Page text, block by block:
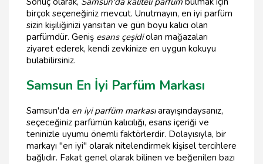
birçok seçeneğiniz mevcut. Unutmayın, en iyi parfüm
sizin kişiliğinizi yansıtan ve gün boyu kalıcı olan
parfümdür. Geniş esans çeşidiolan mağazaları
ziyaret ederek, kendi zevkinize en uygun kokuyu
bulabilirsiniz.
Samsun En İyi Parfüm Markası
Samsun'da en iyi parfüm markasıarayışındaysanız,
seçeceğiniz parfümün kalıcılığı, esans içeriği ve
teninizle uyumu önemli faktörlerdir. Dolayısıyla, bir
markayı "en iyi" olarak nitelendirmek kişisel tercihlere
bağlıdır. Fakat genel olarak bilinen ve beğenilen bazı